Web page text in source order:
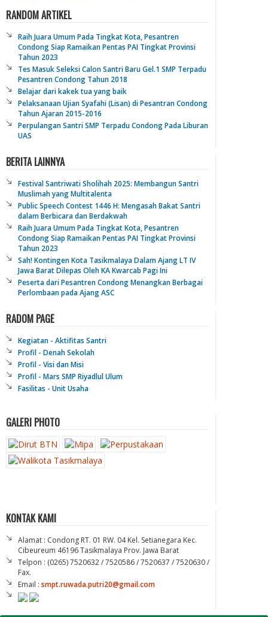
RANDOM ARTIKEL
Raih Juara Umum Pada Tingkat Kota, Pesantren
Condong Siap Ramaikan Pentas PAI Tingkat Provinsi
Tahun 2023
Tes Masuk Seleksi Calon Santri Baru Gel.1 SMP Terpadu
Pesantren Condong Tahun 2018
Belajar dari kakek tua yang baik
Pelaksanaan Ujian Syafahi (Lisan) di Pesantran Condong
Tahun Ajaran 2015-2016
Perpulangan Santri SMP Terpadu Condong Pada Liburan
UAS
BERITA LAINNYA
Festival Santriwati Sholihah 2025: Membangun Santri
Muslimah yang Multitalenta
Public Speech Contest 1446 H: Mengasah Bakat Santri
dalam Berbicara dan Berdakwah
Raih Juara Umum Pada Tingkat Kota, Pesantren
Condong Siap Ramaikan Pentas PAI Tingkat Provinsi
Tahun 2023
Sah! Kontingen Kota Tasikmalaya Dalam Ajang LT IV
Jawa Barat Dilepas Oleh KA Kwarcab Pagi Ini
Peserta dari Pesantren Condong Menangkan Berbagai
Perlombaan pada Ajang ASC
RADOM PAGE
Kegiatan - Aktifitas Santri
Profil - Denah Sekolah
Profil - Visi dan Misi
Profil - Mars SMP Riyadlul Ulum
Fasilitas - Unit Usaha
GALERI PHOTO
KONTAK KAMI
Alamat : Condong RT. 01 RW. 04 Kel. Setianegara Kec.
Cibeureum 46196 Tasikmalaya Prov. Jawa Barat
Telpon : (0265) 7520632 / 7520586 / 7520637 / 7520630 /
Fax.
Email : smpt.ruwada.putri20@gmail.com